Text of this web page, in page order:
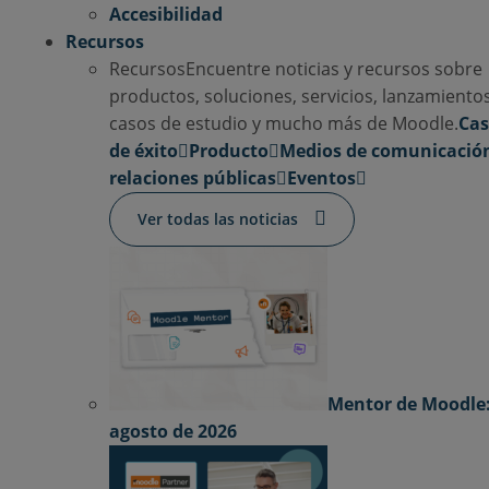
Accesibilidad
Recursos
RecursosEncuentre noticias y recursos sobre
productos, soluciones, servicios,
casos de estudio y mucho más de Moodle.
de éxito Producto Medios de
relaciones públicas Eventos
Ver todas las noticias
Mentor de
agosto de 2026